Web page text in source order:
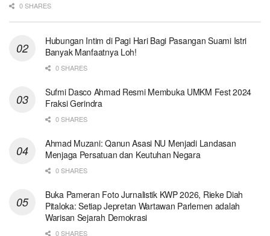
0 SHARES
Hubungan Intim di Pagi Hari Bagi Pasangan Suami Istri
Banyak Manfaatnya Loh!
0 SHARES
Sufmi Dasco Ahmad Resmi Membuka UMKM Fest 2024
Fraksi Gerindra
0 SHARES
Ahmad Muzani: Qanun Asasi NU Menjadi Landasan
Menjaga Persatuan dan Keutuhan Negara
0 SHARES
Buka Pameran Foto Jurnalistik KWP 2026, Rieke Diah
Pitaloka: Setiap Jepretan Wartawan Parlemen adalah
Warisan Sejarah Demokrasi
0 SHARES